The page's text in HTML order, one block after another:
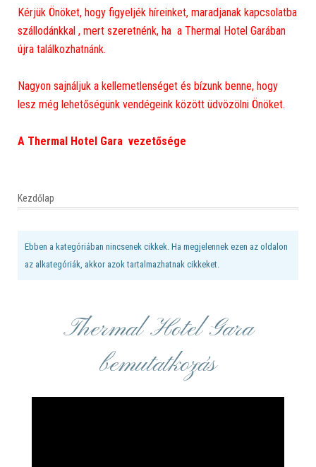
Kérjük Önöket, hogy figyeljék híreinket, maradjanak kapcsolatba
szállodánkkal , mert szeretnénk, ha a Thermal Hotel Garában
újra találkozhatnánk.
Nagyon sajnáljuk a kellemetlenséget és bízunk benne, hogy
lesz még lehetőségünk vendégeink között üdvözölni Önöket.
A Thermal Hotel Gara vezetősége
Kezdőlap
Ebben a kategóriában nincsenek cikkek. Ha megjelennek ezen az oldalon
az alkategóriák, akkor azok tartalmazhatnak cikkeket.
Thermal Hotel Gara
bemutatkozás